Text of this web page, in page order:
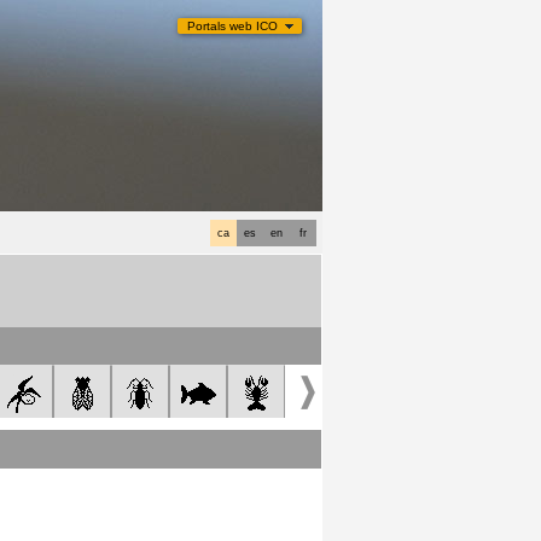
Portals web ICO
fr
en
es
ca